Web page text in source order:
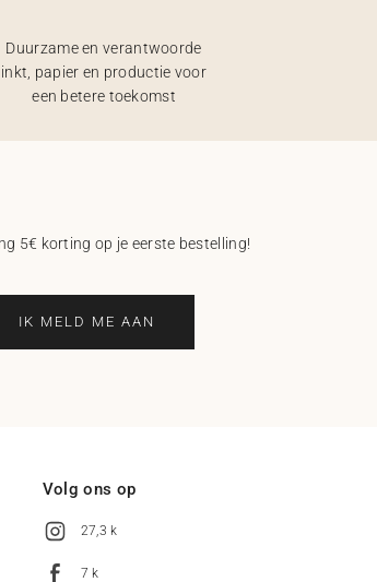
Duurzame en verantwoorde
inkt, papier en productie voor
een betere toekomst
5€ korting op je eerste bestelling!
IK MELD ME AAN
Volg ons op
27,3 k
7 k